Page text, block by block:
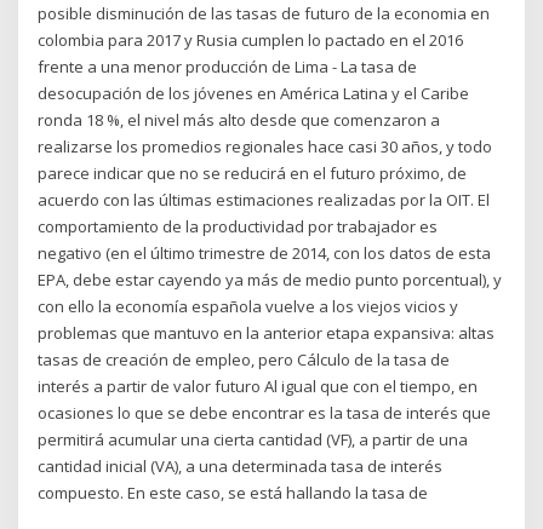
posible disminución de las tasas de futuro de la economia en
colombia para 2017 y Rusia cumplen lo pactado en el 2016
frente a una menor producción de Lima - La tasa de
desocupación de los jóvenes en América Latina y el Caribe
ronda 18 %, el nivel más alto desde que comenzaron a
realizarse los promedios regionales hace casi 30 años, y todo
parece indicar que no se reducirá en el futuro próximo, de
acuerdo con las últimas estimaciones realizadas por la OIT. El
comportamiento de la productividad por trabajador es
negativo (en el último trimestre de 2014, con los datos de esta
EPA, debe estar cayendo ya más de medio punto porcentual), y
con ello la economía española vuelve a los viejos vicios y
problemas que mantuvo en la anterior etapa expansiva: altas
tasas de creación de empleo, pero Cálculo de la tasa de
interés a partir de valor futuro Al igual que con el tiempo, en
ocasiones lo que se debe encontrar es la tasa de interés que
permitirá acumular una cierta cantidad (VF), a partir de una
cantidad inicial (VA), a una determinada tasa de interés
compuesto. En este caso, se está hallando la tasa de